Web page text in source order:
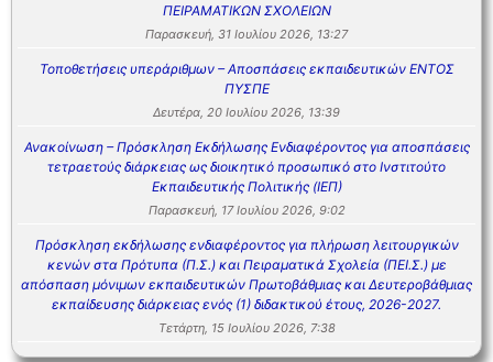
ΠΕΙΡΑΜΑΤΙΚΩΝ ΣΧΟΛΕΙΩΝ
Παρασκευή, 31 Ιουλίου 2026, 13:27
Τοποθετήσεις υπεράριθμων – Αποσπάσεις εκπαιδευτικών ΕΝΤΟΣ
ΠΥΣΠΕ
Δευτέρα, 20 Ιουλίου 2026, 13:39
Ανακοίνωση – Πρόσκληση Εκδήλωσης Ενδιαφέροντος για αποσπάσεις
τετραετούς διάρκειας ως διοικητικό προσωπικό στο Ινστιτούτο
Εκπαιδευτικής Πολιτικής (ΙΕΠ)
Παρασκευή, 17 Ιουλίου 2026, 9:02
Πρόσκληση εκδήλωσης ενδιαφέροντος για πλήρωση λειτουργικών
κενών στα Πρότυπα (Π.Σ.) και Πειραματικά Σχολεία (ΠΕΙ.Σ.) με
απόσπαση μόνιμων εκπαιδευτικών Πρωτοβάθμιας και Δευτεροβάθμιας
εκπαίδευσης διάρκειας ενός (1) διδακτικού έτους, 2026-2027.
Τετάρτη, 15 Ιουλίου 2026, 7:38